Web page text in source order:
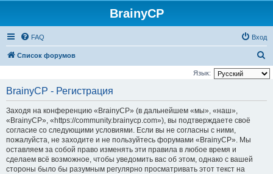
BrainyCP
FAQ Вход
Список форумов
о
Язык:
BrainyCP - Регистрация
Заходя на конференцию «BrainyCP» (в дальнейшем «мы», «наш»,
«BrainyCP», «https://community.brainycp.com»), вы подтверждаете своё
согласие со следующими условиями. Если вы не согласны с ними,
пожалуйста, не заходите и не пользуйтесь форумами «BrainyCP». Мы
оставляем за собой право изменять эти правила в любое время и
сделаем всё возможное, чтобы уведомить вас об этом, однако с вашей
стороны было бы разумным регулярно просматривать этот текст на